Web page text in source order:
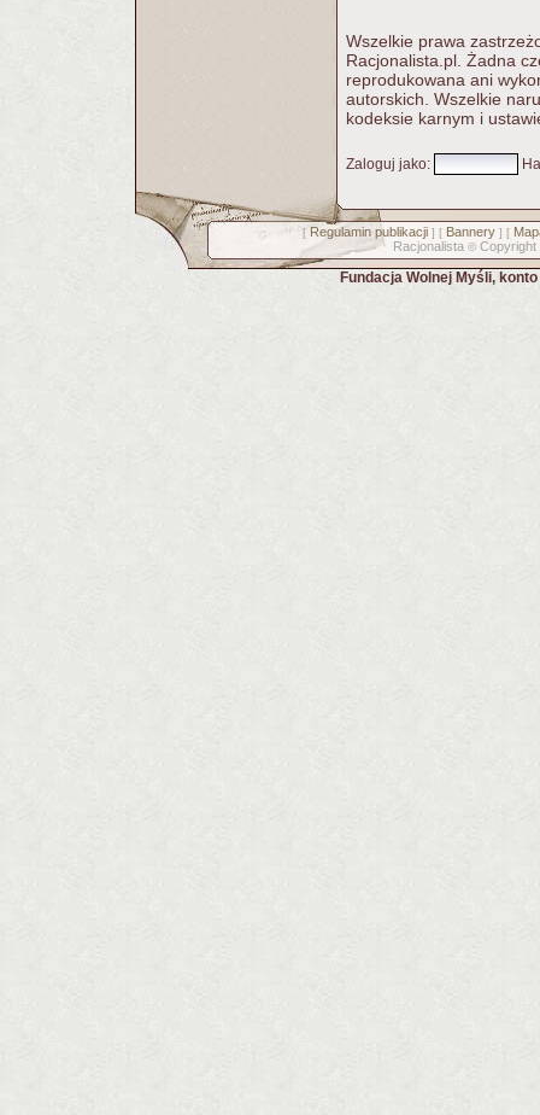
Wszelkie prawa
Racjonalista.pl. Żadna
reprodukowana ani
autorskich. Wszelkie
kodeksie karnym i
Zaloguj jako:
[ Regulamin publikacji] [ Bannery] [
Racjonalista © Copyright
Fundacja Wolnej Myśli,